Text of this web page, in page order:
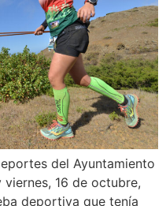
del Ayuntamiento
16 de octubre,
deportiva que tenía